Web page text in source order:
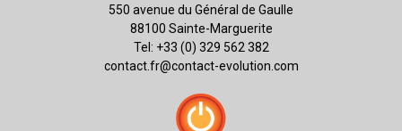
550 avenue du Général de Gaulle
88100 Sainte-Marguerite
Tel: +33 (0) 329 562 382
contact.fr@contact-evolution.com